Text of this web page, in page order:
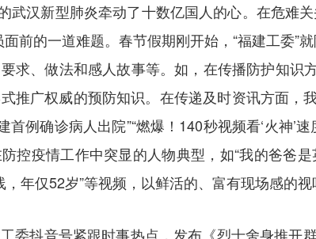
武汉新型肺炎牵动了十数亿国人的心。在危难
前的一道难题。春节假期刚开始，“福建工委”
求、做法和感人故事等。如，在传播防护知识方
推广权威的预防知识。在传递及时资讯方面，
首例确诊病人出院”“燃爆！140秒视频看‘火神’
控疫情工作中突显的人物典型，如“我的爸爸
，年仅52岁”等视频，以鲜活的、富有现场感的
委抖音号紧跟时事热点，发布《烈士舍身推开